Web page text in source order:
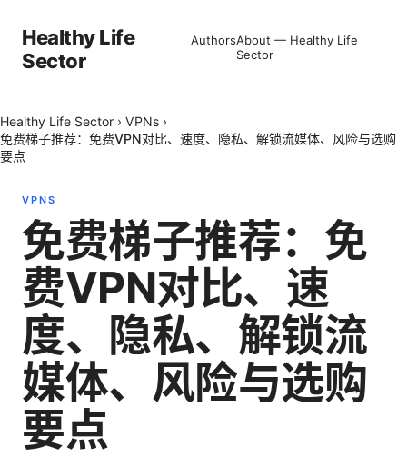
Healthy Life
Sector
AuthorsAbout — Healthy Life
Sector
Healthy Life Sector › VPNs ›
免费梯子推荐：免费VPN对比、速度、隐私、解锁流媒体、风险与选购
要点
VPNS
免费梯子推荐：免
费VPN对比、速
度、隐私、解锁流
媒体、风险与选购
要点